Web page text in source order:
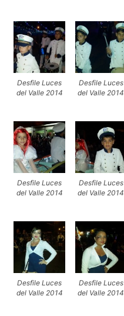
Desfile Luces
del Valle 2014
Desfile Luces
del Valle 2014
Desfile Luces
del Valle 2014
Desfile Luces
del Valle 2014
Desfile Luces
del Valle 2014
Desfile Luces
del Valle 2014